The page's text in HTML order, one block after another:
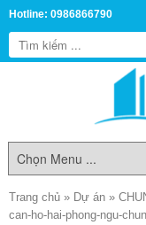
Hotline: 0986866790
Trang chủ » Dự án »
can-ho-hai-phong-ngu-